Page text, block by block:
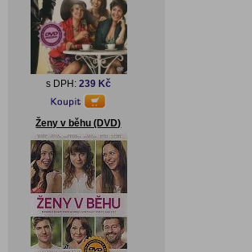
s DPH: 239 Kč
Ženy v běhu (DVD)